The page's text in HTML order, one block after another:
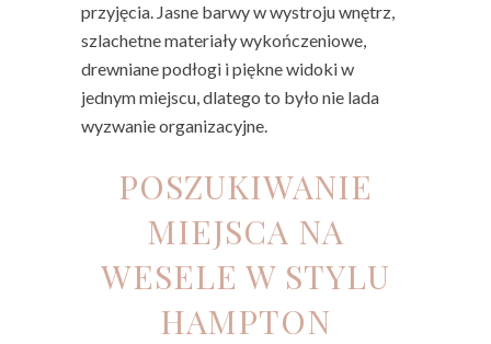
przyjęcia. Jasne barwy w wystroju wnętrz,
szlachetne materiały wykończeniowe,
drewniane podłogi i piękne widoki w
jednym miejscu, dlatego to było nie lada
wyzwanie organizacyjne.
POSZUKIWANIE
MIEJSCA NA
WESELE W STYLU
HAMPTON